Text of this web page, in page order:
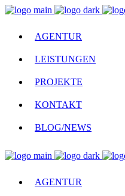
AGENTUR
LEISTUNGEN
PROJEKTE
KONTAKT
BLOG/NEWS
AGENTUR